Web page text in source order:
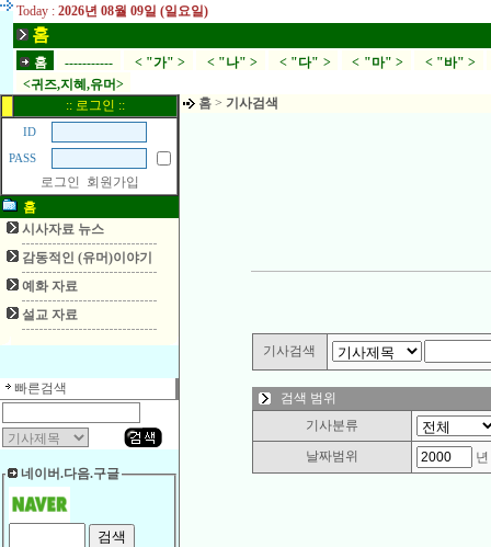
Today : 2026년 08월 09일 (일요일)
홈
홈 ----------- < "가" > < "나" > < "다" > < "마" > < "바" >
<귀즈,지혜,유머>
:: 로그인 ::
ID
PASS
로그인
회원가입
홈
시사자료 뉴스
감동적인 (유머)이야기
예화 자료
설교 자료
빠른검색
네이버.다음.구글
홈 > 기사검색
기사검색
검색 범위
기사분류
날짜범위